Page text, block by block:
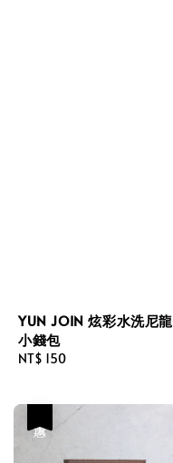
YUN JOIN 炫彩水洗尼龍
小錢包
Regular
NT$ 150